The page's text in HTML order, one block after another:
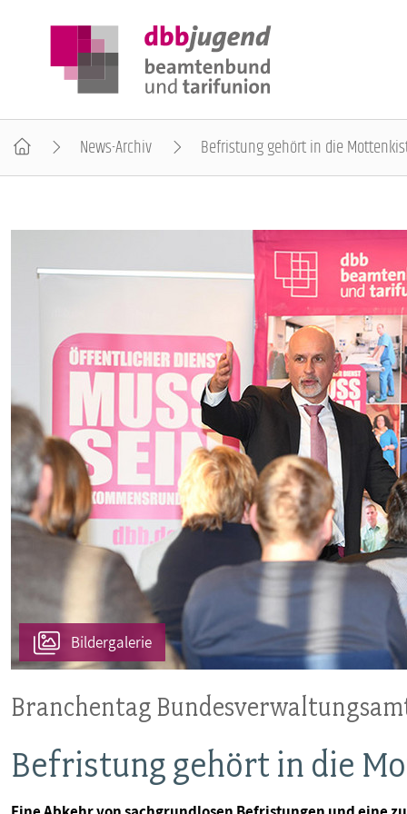
POSITIONEN
AUSBILDUNGSINFORMATIONEN
INTERNATIONALES
VERANSTALTUNGEN UND SEMINARE
MITGLIEDSCHAFT & SERVICE
News-Archiv Befristung gehört in die
Bildergalerie
Branchentag
Befristung gehört in die